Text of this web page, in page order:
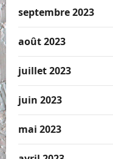
septembre 2023
août 2023
juillet 2023
juin 2023
mai 2023